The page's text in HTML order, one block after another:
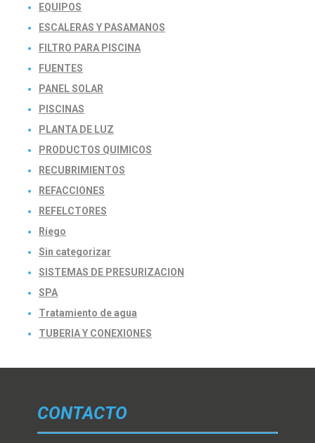
EQUIPOS
ESCALERAS Y PASAMANOS
FILTRO PARA PISCINA
FUENTES
PANEL SOLAR
PISCINAS
PLANTA DE LUZ
PRODUCTOS QUIMICOS
RECUBRIMIENTOS
REFACCIONES
REFELCTORES
Riego
Sin categorizar
SISTEMAS DE PRESURIZACION
SPA
Tratamiento de agua
TUBERIA Y CONEXIONES
CONTACTO